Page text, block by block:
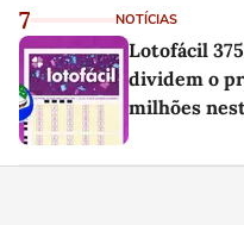
7 NOTÍCIAS
Lotofácil
dividem o
milhões